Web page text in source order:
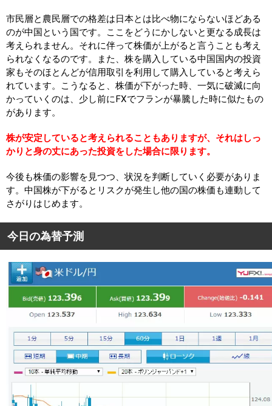
市民層と農民層での格差は日本とは比べ物にならないほどある
のが中国という国です。ここをどうにかしないと更なる成長は
考えられません。それに伴って株価が上がると言うことも考え
られなくなるのです。また、株を購入している中国国内の投資
家もそのほとんどが信用取引を利用して購入していると考えら
れています。こうなると、株価が下がった時、一気に破滅に向
かっていくのは、少し前にFXでフランが暴騰した時に似たもの
があります。
株が安定していると考えられることもありますが、それはしっ
かりと身の丈にあった投資をした場合に限ります。
今後も株価の影響を見つつ、状況を判断していく必要がありま
す。中国株が下がるとリスクが発生し他の国の株価も連動して
さがりはじめます。
今日の為替予測